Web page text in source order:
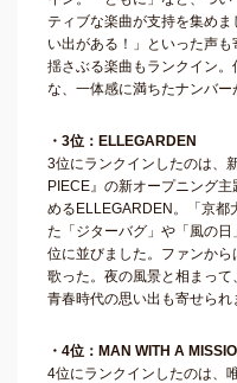
ティブな楽曲が支持を集め
い出がある！」といった声
揺さぶる楽曲もランクイン
な、一体感に満ちたナンバー
・3位：ELLEGARDEN
3位にランクインしたのは、
PIECE』の新オープニング
めるELLEGARDEN。「京都
た「ジターバグ」や「風の
位に並びました。ファンか
歌った。夜の風景と相まっ
青春時代の思い出も寄せられ
・4位：MAN WITH A
4位にランクインしたのは、